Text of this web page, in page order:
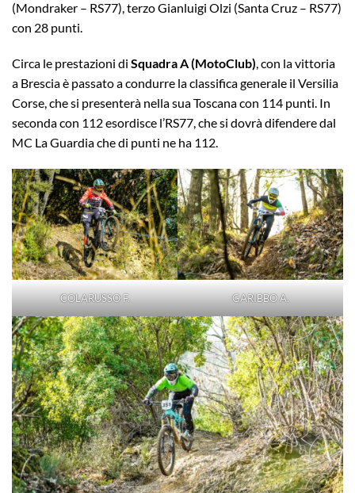
(Mondraker – RS77), terzo Gianluigi Olzi (Santa Cruz – RS77)
con 28 punti.
Circa le prestazioni di Squadra A (MotoClub), con la vittoria
a Brescia è passato a condurre la classifica generale il Versilia
Corse, che si presenterà nella sua Toscana con 114 punti. In
seconda con 112 esordisce l’RS77, che si dovrà difendere dal
MC La Guardia che di punti ne ha 112.
COLARUSSO F. GARIBBO A.